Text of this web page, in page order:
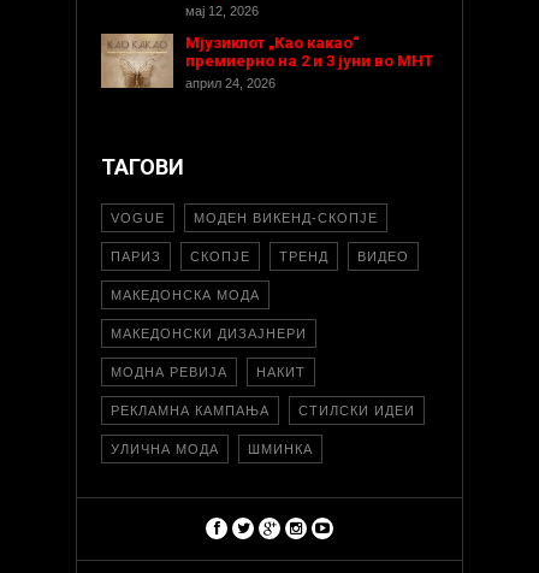
мај 12, 2026
Мјузиклот „Као какао“
премиерно на 2 и 3 јуни во МНТ
април 24, 2026
ТАГОВИ
VOGUE МОДЕН ВИКЕНД-СКОПЈЕ
ПАРИЗ СКОПЈЕ ТРЕНД ВИДЕО
МАКЕДОНСКА МОДА
МАКЕДОНСКИ ДИЗАЈНЕРИ
МОДНА РЕВИЈА НАКИТ
РЕКЛАМНА КАМПАЊА СТИЛСКИ ИДЕИ
УЛИЧНА МОДА ШМИНКА